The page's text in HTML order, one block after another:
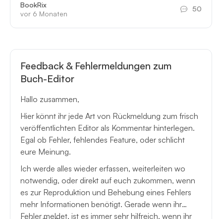
BookRix
vor 6 Monaten
50
Feedback & Fehlermeldungen zum
Buch-Editor
Hallo zusammen,
Hier könnt ihr jede Art von Rückmeldung zum frisch
veröffentlichten Editor als Kommentar hinterlegen.
Egal ob Fehler, fehlendes Feature, oder schlicht
eure Meinung.
Ich werde alles wieder erfassen, weiterleiten wo
notwendig, oder direkt auf euch zukommen, wenn
es zur Reproduktion und Behebung eines Fehlers
mehr Informationen benötigt. Gerade wenn ihr
Fehler meldet, ist es immer sehr hilfreich, wenn ihr